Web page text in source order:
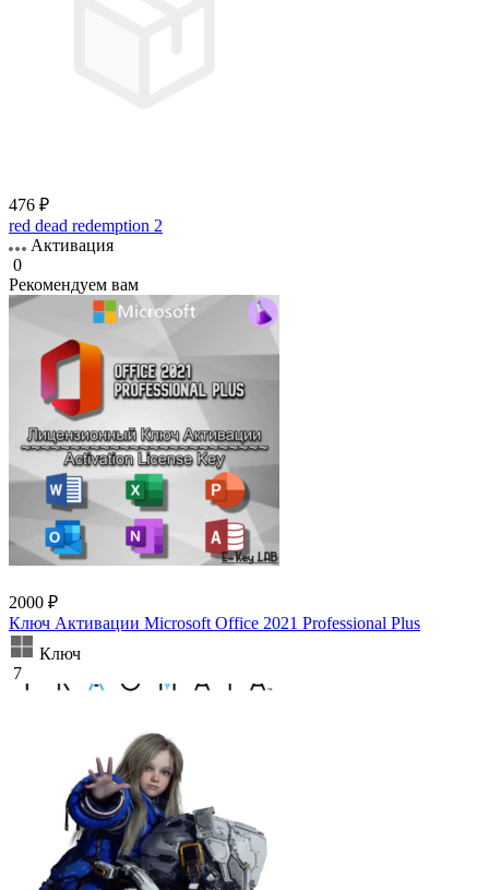
476 ₽
red dead redemption 2
Активация
0
Рекомендуем вам
2000 ₽
Ключ Активации Microsoft Office 2021 Professional Plus
Ключ
7